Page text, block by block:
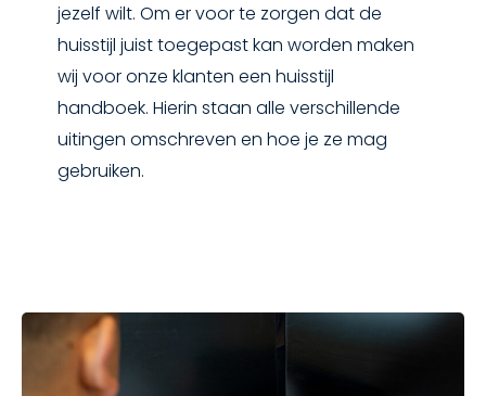
jezelf wilt. Om er voor te zorgen dat de
huisstijl juist toegepast kan worden maken
wij voor onze klanten een huisstijl
handboek. Hierin staan alle verschillende
uitingen omschreven en hoe je ze mag
gebruiken.